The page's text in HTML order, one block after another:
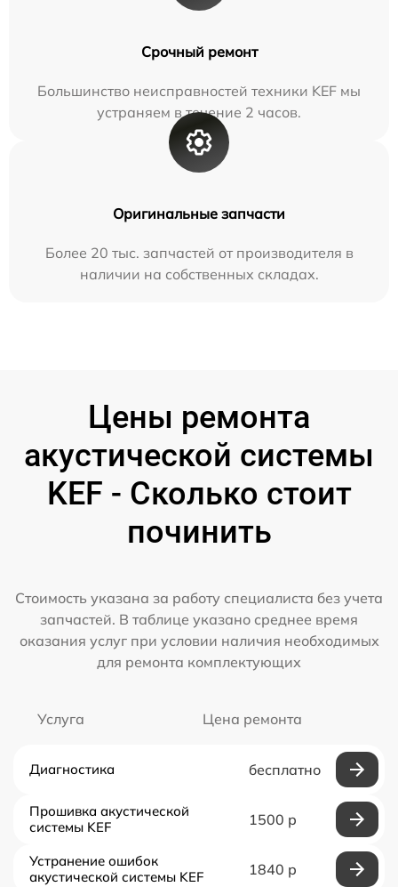
Срочный ремонт
Большинство неисправностей техники KEF мы
устраняем в течение 2 часов.
Оригинальные запчасти
Более 20 тыс. запчастей от производителя в
наличии на собственных складах.
Цены ремонта
акустической системы
KEF - Сколько стоит
починить
Стоимость указана за работу специалиста без учета
запчастей. В таблице указано среднее время
оказания услуг при условии наличия необходимых
для ремонта комплектующих
Услуга Цена ремонта
Диагностика бесплатно
Прошивка акустической
системы KEF
1500 р
Устранение ошибок
акустической системы KEF
1840 р